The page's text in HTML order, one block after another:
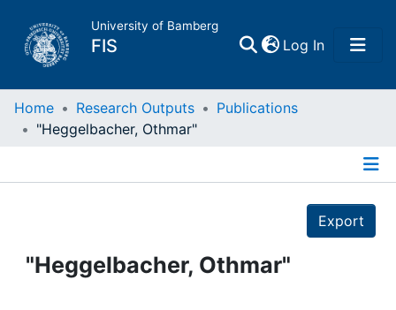
University of Bamberg
FIS Log In(current)
Home
Projects
Home Research Outputs
Publications
"Heggelbacher, Othmar"
Export
"Heggelbacher, Othmar"